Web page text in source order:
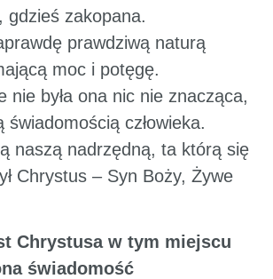
gdzieś zakopana.
prawdziwą naturą
moc i potęgę.
nie była ona nic nie znacząca,
świadomością człowieka.
naszą nadrzędną, ta którą się
Chrystus – Syn Boży, Żywe
Chrystusa w tym miejscu
świadomość